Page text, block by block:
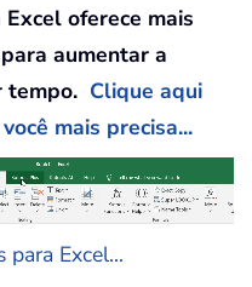
oferece mais
aumentar a
tempo. Clique aqui
mais precisa...
Excel...